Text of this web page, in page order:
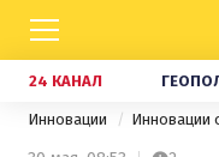
24 КАНАЛ
Инновации Инновации